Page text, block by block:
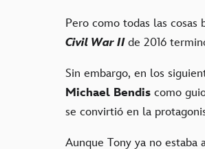
Pero como todas las
Civil War II de 2016
Sin embargo, en los
Michael Bendis como
se convirtió en la
Aunque Tony ya no estaba